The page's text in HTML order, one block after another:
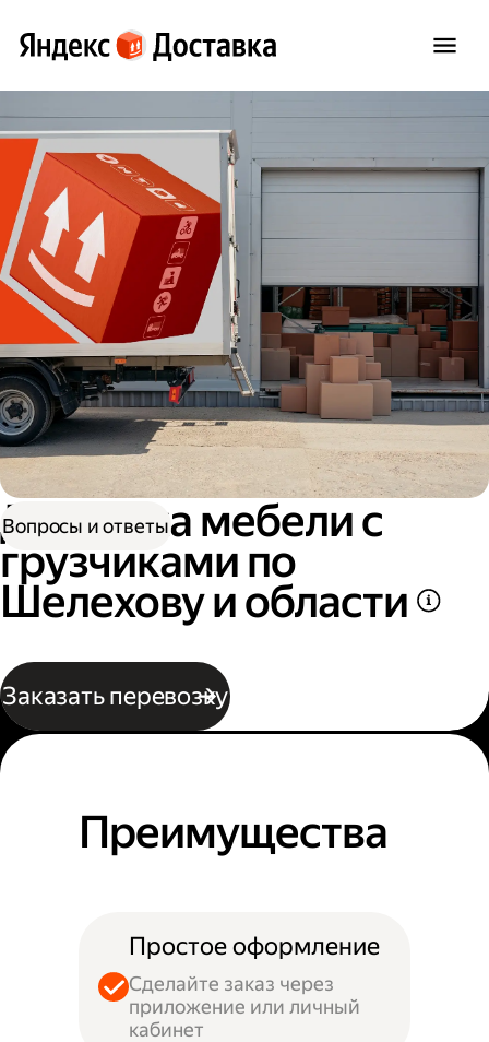
Доставка мебели с
грузчиками по
Шелехову и области
Заказать перевозку
Вопросы и ответы
Преимущества
Простое оформление
Сделайте заказ через
приложение или личный
кабинет